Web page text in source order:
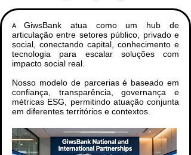
A GiwsBank atua como um hub de
articulação entre setores público, privado e
social, conectando capital, conhecimento e
tecnologia para escalar soluções com
impacto social real.
Nosso modelo de parcerias é baseado em
confiança, transparência, governança e
métricas ESG, permitindo atuação conjunta
em diferentes territórios e contextos.